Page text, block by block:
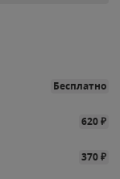
Бесплатно
620₽
370₽